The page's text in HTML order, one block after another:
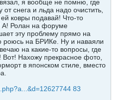
я вообще не помню, где
снега и льда надо очистить,
ковры подавай! Что-то
А! Ролан на форуме
эту проблему прямо на
роюсь на БРИКе. Ну и наваяли
на какие-то вопросы, где
Нахожу прекрасное фото,
в японском стиле, вместо
83